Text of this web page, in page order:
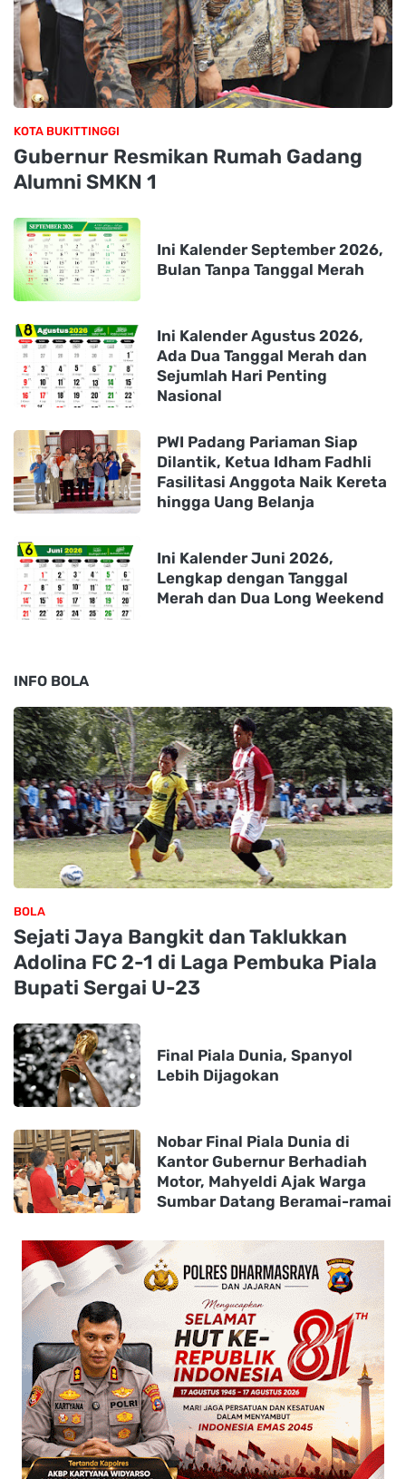
KOTA BUKITTINGGI
Gubernur Resmikan Rumah Gadang
Alumni SMKN 1
Ini Kalender September 2026,
Bulan Tanpa Tanggal Merah
Ini Kalender Agustus 2026,
Ada Dua Tanggal Merah dan
Sejumlah Hari Penting
Nasional
PWI Padang Pariaman Siap
Dilantik, Ketua Idham Fadhli
Fasilitasi Anggota Naik Kereta
hingga Uang Belanja
Ini Kalender Juni 2026,
Lengkap dengan Tanggal
Merah dan Dua Long Weekend
INFO BOLA
BOLA
Sejati Jaya Bangkit dan Taklukkan
Adolina FC 2-1 di Laga Pembuka Piala
Bupati Sergai U-23
Final Piala Dunia, Spanyol
Lebih Dijagokan
Nobar Final Piala Dunia di
Kantor Gubernur Berhadiah
Motor, Mahyeldi Ajak Warga
Sumbar Datang Beramai-ramai